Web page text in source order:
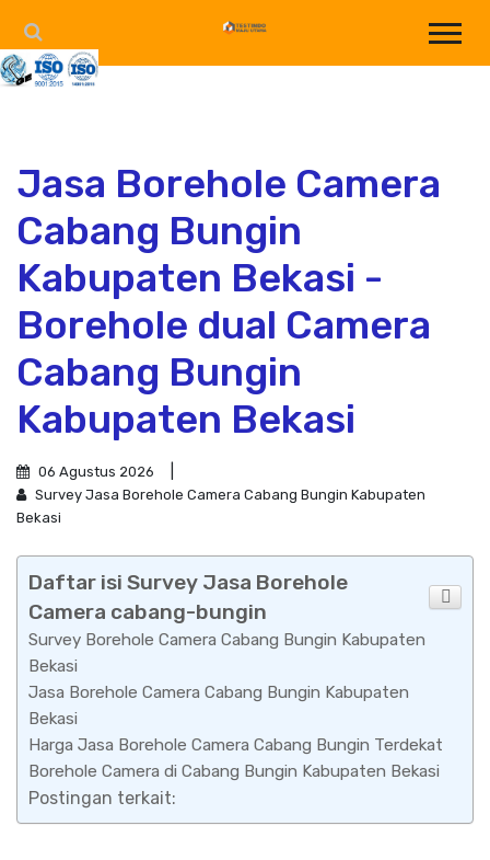
Jasa Borehole Camera
Cabang Bungin
Kabupaten Bekasi -
Borehole dual Camera
Cabang Bungin
Kabupaten Bekasi
06 Agustus 2026
Survey Jasa Borehole Camera Cabang Bungin Kabupaten
Bekasi
Daftar isi Survey Jasa Borehole
Camera cabang-bungin
Survey Borehole Camera Cabang Bungin Kabupaten
Bekasi
Jasa Borehole Camera Cabang Bungin Kabupaten
Bekasi
Harga Jasa Borehole Camera Cabang Bungin Terdekat
Borehole Camera di Cabang Bungin Kabupaten Bekasi
Postingan terkait: